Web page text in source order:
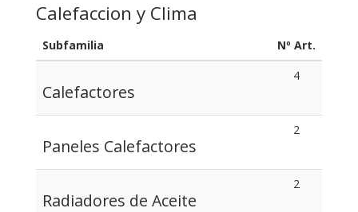
Calefaccion y Clima
Subfamilia Nº Art.
Calefactores
4
Paneles Calefactores
2
Radiadores de Aceite
2